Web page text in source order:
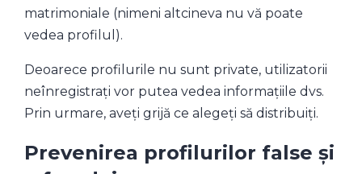
matrimoniale (nimeni altcineva nu vă poate
vedea profilul).
Deoarece profilurile nu sunt private, utilizatorii
neînregistrați vor putea vedea informațiile dvs.
Prin urmare, aveți grijă ce alegeți să distribuiți.
Prevenirea profilurilor false și